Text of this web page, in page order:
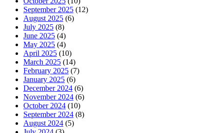
September 2025 (12)
August 2025 (6)
July 2025 (8)
June 2025 (4)
May 2025 (4)
April 2025 (10)
March 2025 (14)
February 2025 (7)
January 2025 (6)
December 2024 (6)
November 2024 (6)
October 2024 (10)
September 2024 (8)
August 2024 (5)